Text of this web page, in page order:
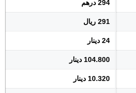
294 درهم
291 ريال
24 دينار
104.800 دينار
10.320 دينار